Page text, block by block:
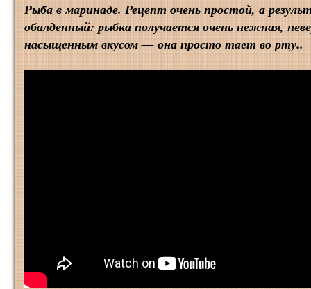
Рыба в маринаде. Рецепт очень простой, а
обалденный: рыбка получается очень нежная,
насыщенным вкусом — она просто тает во рту..